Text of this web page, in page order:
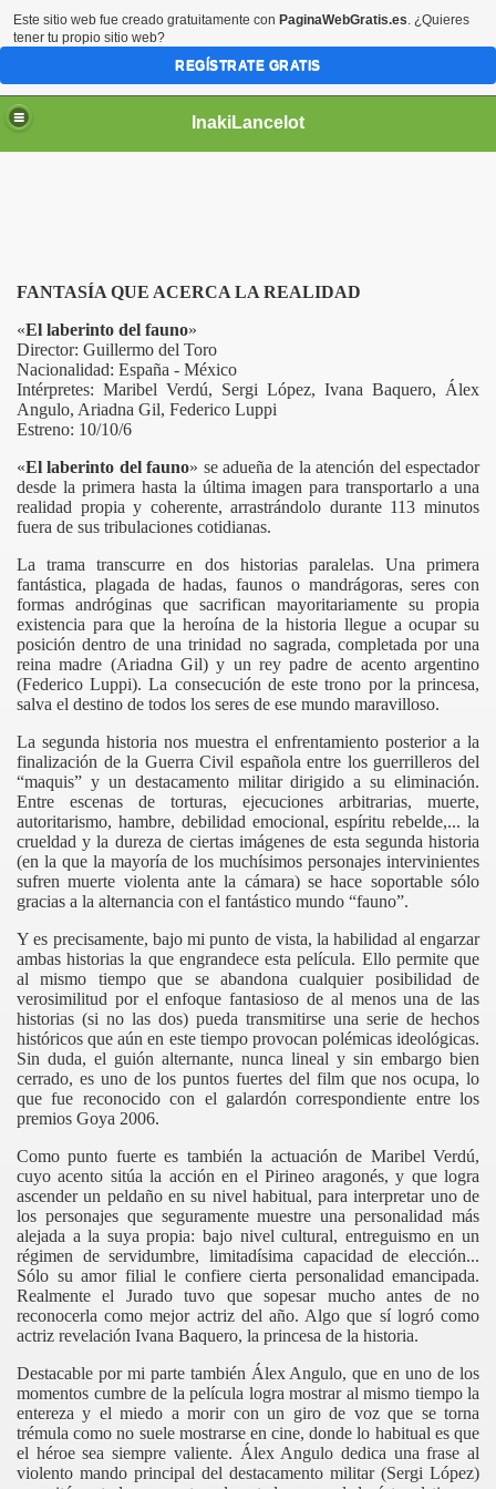
InakiLancelot
FANTASÍA QUE ACERCA LA REALIDAD
«El laberinto del fauno»
Director: Guillermo del Toro
Nacionalidad: España - México
Intérpretes: Maribel Verdú, Sergi López, Ivana Baquero, Álex
Angulo, Ariadna Gil, Federico Luppi
Estreno: 10/10/6
«El laberinto del fauno» se adueña de la atención del espectador
desde la primera hasta la última imagen para transportarlo a una
realidad propia y coherente, arrastrándolo durante 113 minutos
fuera de sus tribulaciones cotidianas.
La trama transcurre en dos historias paralelas. Una primera
fantástica, plagada de hadas, faunos o mandrágoras, seres con
formas andróginas que sacrifican mayoritariamente su propia
existencia para que la heroína de la historia llegue a ocupar su
posición dentro de una trinidad no sagrada, completada por una
reina madre (Ariadna Gil) y un rey padre de acento argentino
(Federico Luppi). La consecución de este trono por la princesa,
salva el destino de todos los seres de ese mundo maravilloso.
La segunda historia nos muestra el enfrentamiento posterior a la
finalización de la Guerra Civil española entre los guerrilleros del
“maquis” y un destacamento militar dirigido a su eliminación.
Entre escenas de torturas, ejecuciones arbitrarias, muerte,
autoritarismo, hambre, debilidad emocional, espíritu rebelde,... la
crueldad y la dureza de ciertas imágenes de esta segunda historia
(en la que la mayoría de los muchísimos personajes intervinientes
sufren muerte violenta ante la cámara) se hace soportable sólo
gracias a la alternancia con el fantástico mundo “fauno”.
Y es precisamente, bajo mi punto de vista, la habilidad al engarzar
ambas historias la que engrandece esta película. Ello permite que
al mismo tiempo que se abandona cualquier posibilidad de
verosimilitud por el enfoque fantasioso de al menos una de las
historias (si no las dos) pueda transmitirse una serie de hechos
históricos que aún en este tiempo provocan polémicas ideológicas.
Sin duda, el guión alternante, nunca lineal y sin embargo bien
cerrado, es uno de los puntos fuertes del film que nos ocupa, lo
que fue reconocido con el galardón correspondiente entre los
premios Goya 2006.
Como punto fuerte es también la actuación de Maribel Verdú,
cuyo acento sitúa la acción en el Pirineo aragonés, y que logra
ascender un peldaño en su nivel habitual, para interpretar uno de
los personajes que seguramente muestre una personalidad más
alejada a la suya propia: bajo nivel cultural, entreguismo en un
régimen de servidumbre, limitadísima capacidad de elección...
Sólo su amor filial le confiere cierta personalidad emancipada.
Realmente el Jurado tuvo que sopesar mucho antes de no
reconocerla como mejor actriz del año. Algo que sí logró como
actriz revelación Ivana Baquero, la princesa de la historia.
Destacable por mi parte también Álex Angulo, que en uno de los
momentos cumbre de la película logra mostrar al mismo tiempo la
entereza y el miedo a morir con un giro de voz que se torna
trémula como no suele mostrarse en cine, donde lo habitual es que
el héroe sea siempre valiente. Álex Angulo dedica una frase al
violento mando principal del destacamento militar (Sergi López)
muerto
Este sitio web fue creado gratuitamente con PaginaWebGratis.es. ¿Quieres
tener tu propio sitio web?
REGÍSTRATE GRATIS